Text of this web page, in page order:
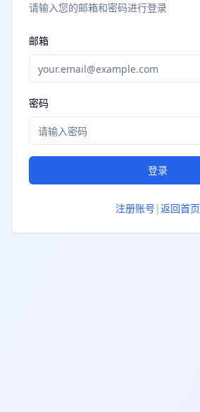
请输入您的邮箱和密码进行登录
邮箱
密码
登录
注册账号 |返回首页